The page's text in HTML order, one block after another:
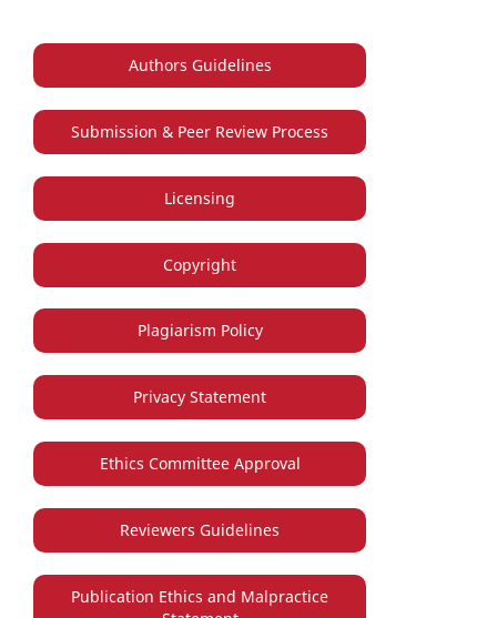
Authors Guidelines
Submission & Peer Review Process
Licensing
Copyright
Plagiarism Policy
Privacy Statement
Ethics Committee Approval
Reviewers Guidelines
Publication Ethics and Malpractice